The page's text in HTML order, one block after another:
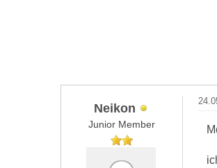
Neikon
Junior Member